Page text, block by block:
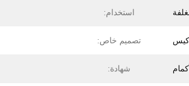
استخدام:
تصميم خاص:
شهادة: